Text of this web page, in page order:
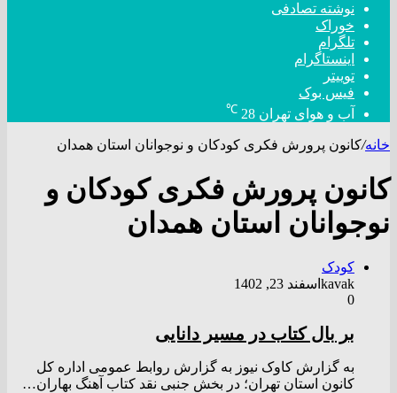
نوشته تصادفی
خوراک
تلگرام
اینستاگرام
توییتر
فیس بوک
آب و هوای تهران 28
℃
خانه/کانون پرورش فکری کودکان و نوجوانان استان همدان
کانون پرورش فکری کودکان و
نوجوانان استان همدان
کودک
kavak اسفند 23, 1402
0
بر بال کتاب در مسیر دانایی
به گزارش کاوک نیوز به گزارش روابط عمومی اداره کل
کانون استان تهران؛ در بخش جنبی نقد کتاب آهنگ بهاران…